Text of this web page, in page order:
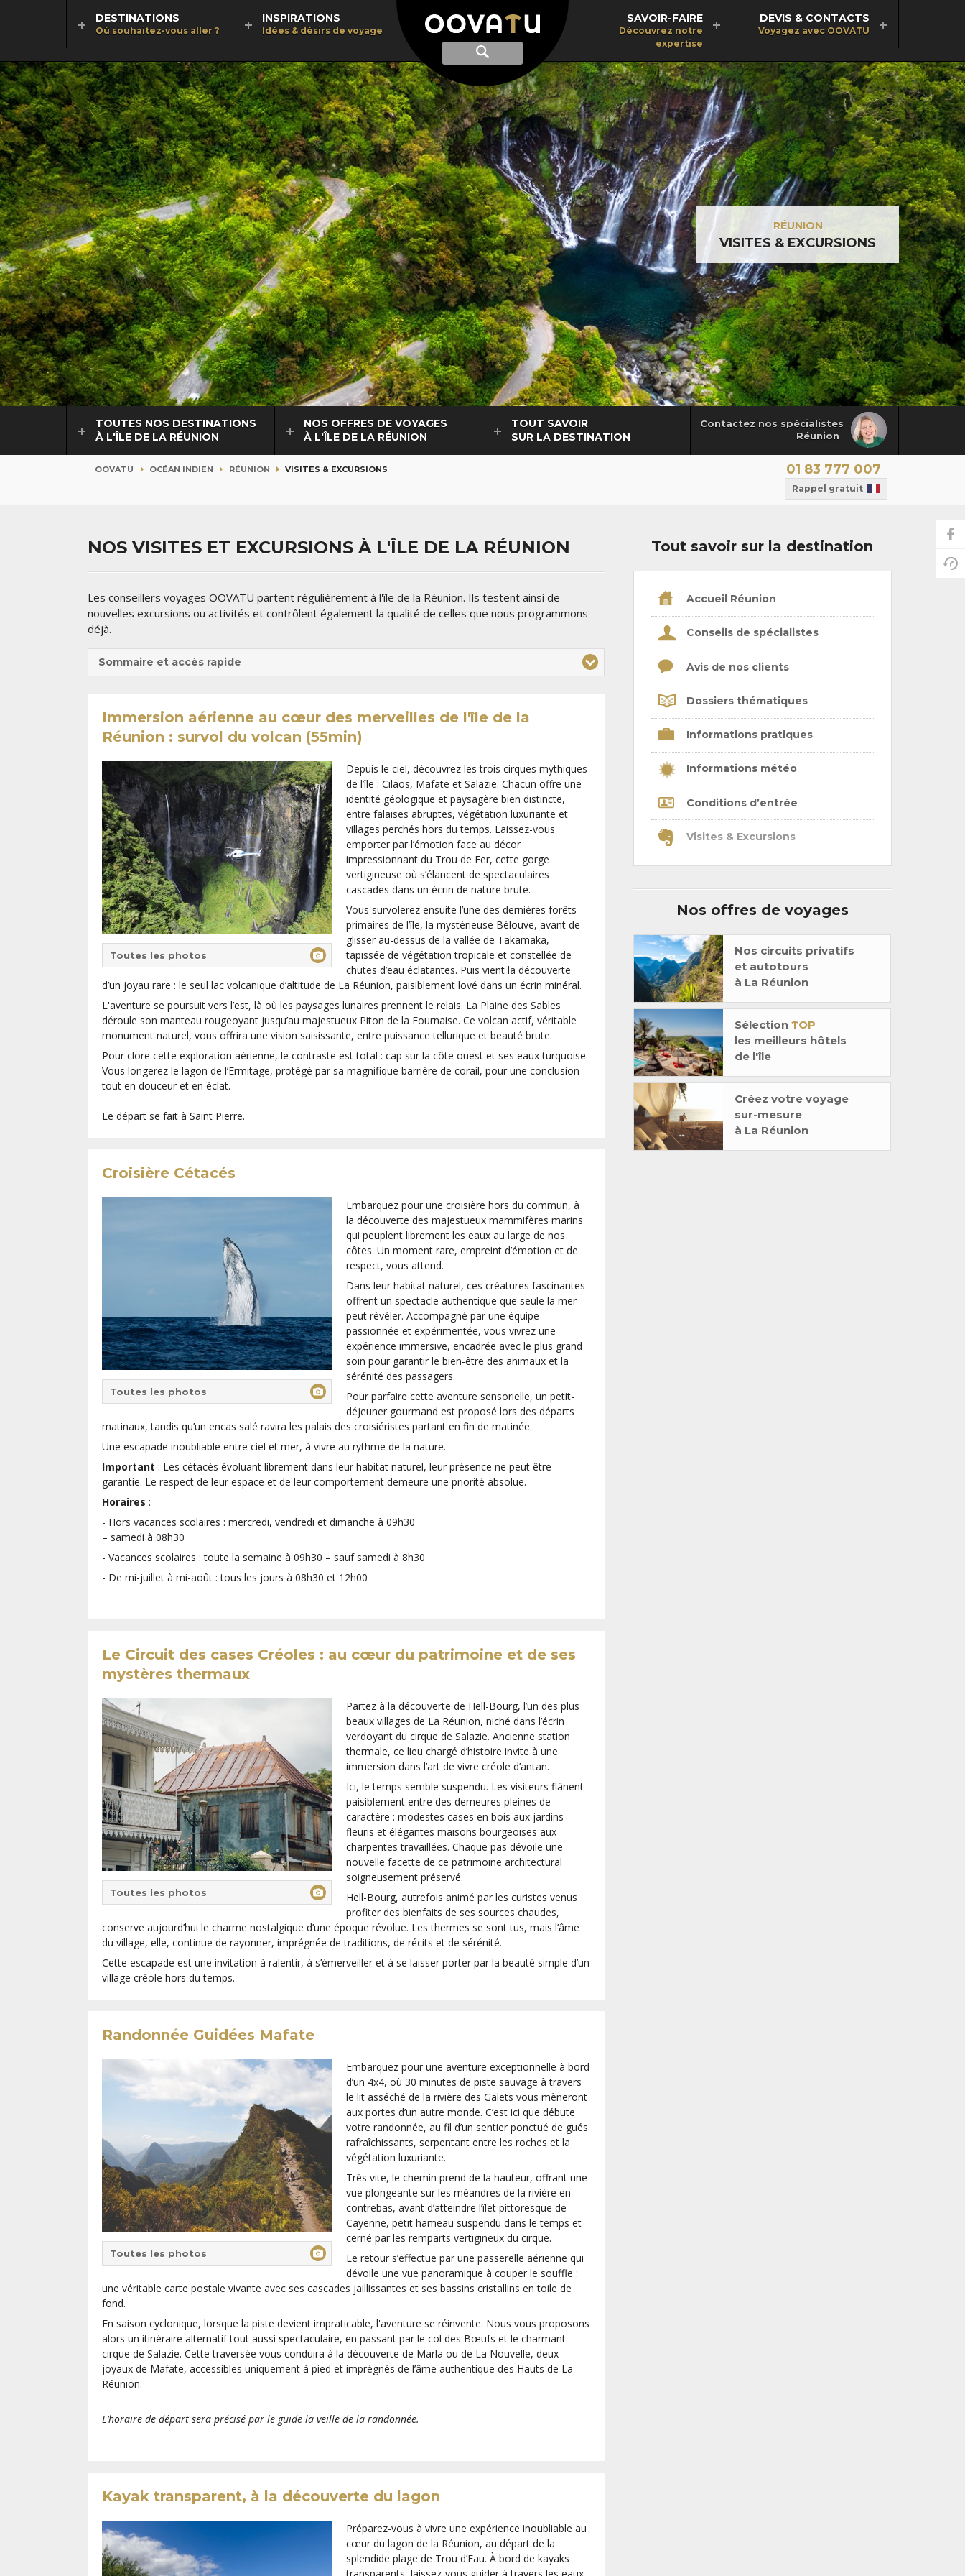
Afficher
recherche
Recherche
DESTINATIONS
Où souhaitez-vous aller ?
INSPIRATIONS
Idées & désirs de voyage
SAVOIR-FAIRE
Découvrez notre
expertise
DEVIS & CONTACTS
Voyagez avec OOVATU
RÉUNION
VISITES & EXCURSIONS
Contactez nos spécialistes
Réunion
TOUTES NOS DESTINATIONS
À L'ÎLE DE LA RÉUNION
NOS OFFRES DE VOYAGES
À L'ÎLE DE LA RÉUNION
TOUT SAVOIR
SUR LA DESTINATION
OOVATU OCÉAN INDIEN RÉUNION VISITES & EXCURSIONS 01 83 777 007
Rappel gratuit
NOS VISITES ET EXCURSIONS À L'ÎLE DE LA RÉUNION
Les conseillers voyages OOVATU partent régulièrement à l'île de la Réunion. Ils testent ainsi de
nouvelles excursions ou activités et contrôlent également la qualité de celles que nous programmons
déjà.
Sommaire et accès rapide
Immersion aérienne au cœur des merveilles de l'île de la
Réunion : survol du volcan (55min)
Toutes les photos
Depuis le ciel, découvrez les trois cirques mythiques
de l’île : Cilaos, Mafate et Salazie. Chacun offre une
identité géologique et paysagère bien distincte,
entre falaises abruptes, végétation luxuriante et
villages perchés hors du temps. Laissez-vous
emporter par l’émotion face au décor
impressionnant du Trou de Fer, cette gorge
vertigineuse où s’élancent de spectaculaires
cascades dans un écrin de nature brute.
Vous survolerez ensuite l’une des dernières forêts
primaires de l’île, la mystérieuse Bélouve, avant de
glisser au-dessus de la vallée de Takamaka,
tapissée de végétation tropicale et constellée de
chutes d’eau éclatantes. Puis vient la découverte
d’un joyau rare : le seul lac volcanique d’altitude de La Réunion, paisiblement lové dans un écrin minéral.
L'aventure se poursuit vers l’est, là où les paysages lunaires prennent le relais. La Plaine des Sables
déroule son manteau rougeoyant jusqu’au majestueux Piton de la Fournaise. Ce volcan actif, véritable
monument naturel, vous offrira une vision saisissante, entre puissance tellurique et beauté brute.
Pour clore cette exploration aérienne, le contraste est total : cap sur la côte ouest et ses eaux turquoise.
Vous longerez le lagon de l’Ermitage, protégé par sa magnifique barrière de corail, pour une conclusion
tout en douceur et en éclat.
Le départ se fait à Saint Pierre.
Croisière Cétacés
Toutes les photos
Embarquez pour une croisière hors du commun, à
la découverte des majestueux mammifères marins
qui peuplent librement les eaux au large de nos
côtes. Un moment rare, empreint d’émotion et de
respect, vous attend.
Dans leur habitat naturel, ces créatures fascinantes
offrent un spectacle authentique que seule la mer
peut révéler. Accompagné par une équipe
passionnée et expérimentée, vous vivrez une
expérience immersive, encadrée avec le plus grand
soin pour garantir le bien-être des animaux et la
sérénité des passagers.
Pour parfaire cette aventure sensorielle, un petit-
déjeuner gourmand est proposé lors des départs
matinaux, tandis qu’un encas salé ravira les palais des croisiéristes partant en fin de matinée.
Une escapade inoubliable entre ciel et mer, à vivre au rythme de la nature.
Important : Les cétacés évoluant librement dans leur habitat naturel, leur présence ne peut être
garantie. Le respect de leur espace et de leur comportement demeure une priorité absolue.
Horaires :
- Hors vacances scolaires : mercredi, vendredi et dimanche à 09h30
– samedi à 08h30
- Vacances scolaires : toute la semaine à 09h30 – sauf samedi à 8h30
- De mi-juillet à mi-août : tous les jours à 08h30 et 12h00
Le Circuit des cases Créoles : au cœur du patrimoine et de ses
mystères thermaux
Toutes les photos
Partez à la découverte de Hell-Bourg, l’un des plus
beaux villages de La Réunion, niché dans l’écrin
verdoyant du cirque de Salazie. Ancienne station
thermale, ce lieu chargé d’histoire invite à une
immersion dans l’art de vivre créole d’antan.
Ici, le temps semble suspendu. Les visiteurs flânent
paisiblement entre des demeures pleines de
caractère : modestes cases en bois aux jardins
fleuris et élégantes maisons bourgeoises aux
charpentes travaillées. Chaque pas dévoile une
nouvelle facette de ce patrimoine architectural
soigneusement préservé.
Hell-Bourg, autrefois animé par les curistes venus
profiter des bienfaits de ses sources chaudes,
conserve aujourd’hui le charme nostalgique d’une époque révolue. Les thermes se sont tus, mais l’âme
du village, elle, continue de rayonner, imprégnée de traditions, de récits et de sérénité.
Cette escapade est une invitation à ralentir, à s’émerveiller et à se laisser porter par la beauté simple d’un
village créole hors du temps.
Randonnée Guidées Mafate
Toutes les photos
Embarquez pour une aventure exceptionnelle à bord
d’un 4x4, où 30 minutes de piste sauvage à travers
le lit asséché de la rivière des Galets vous mèneront
aux portes d’un autre monde. C’est ici que débute
votre randonnée, au fil d’un sentier ponctué de gués
rafraîchissants, serpentant entre les roches et la
végétation luxuriante.
Très vite, le chemin prend de la hauteur, offrant une
vue plongeante sur les méandres de la rivière en
contrebas, avant d’atteindre l’îlet pittoresque de
Cayenne, petit hameau suspendu dans le temps et
cerné par les remparts vertigineux du cirque.
Le retour s’effectue par une passerelle aérienne qui
dévoile une vue panoramique à couper le souffle :
une véritable carte postale vivante avec ses cascades jaillissantes et ses bassins cristallins en toile de
fond.
En saison cyclonique, lorsque la piste devient impraticable, l'aventure se réinvente. Nous vous proposons
alors un itinéraire alternatif tout aussi spectaculaire, en passant par le col des Bœufs et le charmant
cirque de Salazie. Cette traversée vous conduira à la découverte de Marla ou de La Nouvelle, deux
joyaux de Mafate, accessibles uniquement à pied et imprégnés de l’âme authentique des Hauts de La
Réunion.
L’horaire de départ sera précisé par le guide la veille de la randonnée.
Kayak transparent, à la découverte du lagon
Préparez-vous à vivre une expérience inoubliable au
cœur du lagon de la Réunion, au départ de la
splendide plage de Trou d’Eau. À bord de kayaks
Tout savoir sur la destination
Accueil Réunion
Conseils de spécialistes
Avis de nos clients
Dossiers thématiques
Informations pratiques
Informations météo
Conditions d’entrée
Visites & Excursions
Nos offres de voyages
Nos circuits privatifs
et autotours
à La Réunion
SélectionTOP
les meilleurs hôtels
de l'île
Créez votre voyage
sur-mesure
à La Réunion